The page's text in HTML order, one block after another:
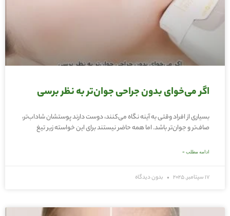
اگر می‌خوای بدون جراحی جوان‌تر به نظر برسی
بسیاری از افراد وقتی به آینه نگاه می‌کنند، دوست دارند پوستشان شاداب‌تر،
صاف‌تر و جوان‌تر باشد. اما همه حاضر نیستند برای این خواسته زیر تیغ
ادامه مطلب »
17 سپتامبر, 2025 بدون دیدگاه